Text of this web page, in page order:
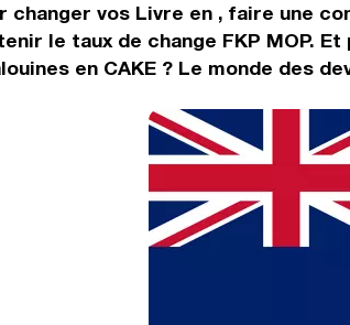
changer vos Livre en , faire une
le taux de change FKP MOP.
en CAKE ? Le monde des